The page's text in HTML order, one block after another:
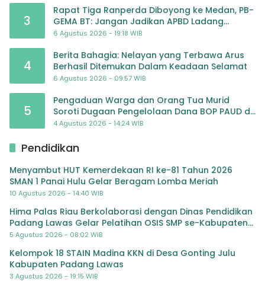
3
Rapat Tiga Ranperda Diboyong ke Medan, PB-
GEMA BT: Jangan Jadikan APBD Ladang
Pembiayaan yang Tak Perlu
6 Agustus 2026 - 19:18 WIB
4
Berita Bahagia: Nelayan yang Terbawa Arus
Berhasil Ditemukan Dalam Keadaan Selamat
6 Agustus 2026 - 09:57 WIB
5
Pengaduan Warga dan Orang Tua Murid
Soroti Dugaan Pengelolaan Dana BOP PAUD di
TK Al-Ikhlas Tapanuli Selatan
4 Agustus 2026 - 14:24 WIB
Pendidikan
Menyambut HUT Kemerdekaan RI ke-81 Tahun 2026
SMAN 1 Panai Hulu Gelar Beragam Lomba Meriah
10 Agustus 2026 - 14:40 WIB
Hima Palas Riau Berkolaborasi dengan Dinas Pendidikan
Padang Lawas Gelar Pelatihan OSIS SMP se-Kabupaten
Padang Lawas
5 Agustus 2026 - 08:02 WIB
Kelompok 18 STAIN Madina KKN di Desa Gonting Julu
Kabupaten Padang Lawas
3 Agustus 2026 - 19:15 WIB